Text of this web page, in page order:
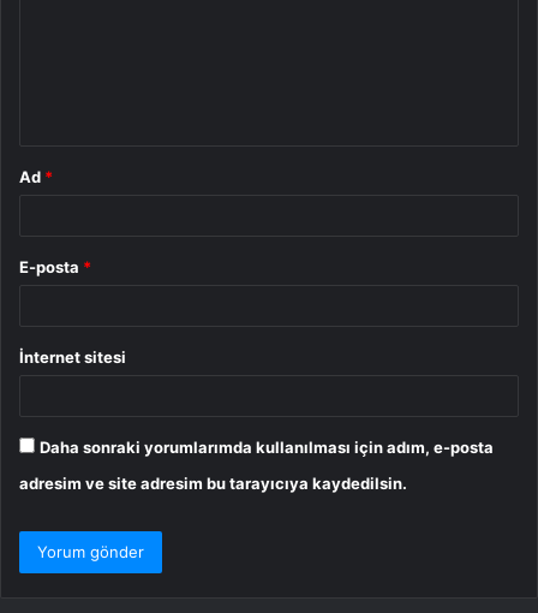
Ad *
E-posta *
İnternet sitesi
Daha sonraki yorumlarımda kullanılması için adım, e-posta
adresim ve site adresim bu tarayıcıya kaydedilsin.